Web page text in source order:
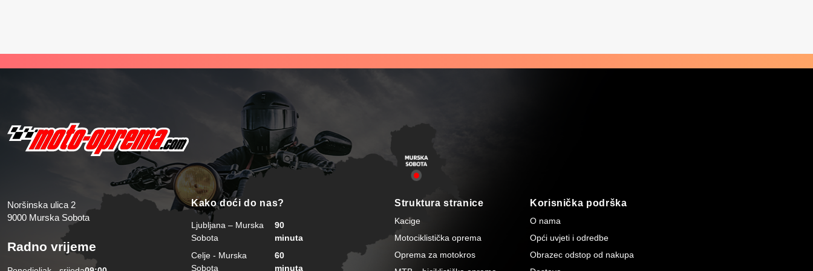
Noršinska ulica 2
9000 Murska Sobota
Radno vrijeme
Kako doći do nas?
Ljubljana – Murska
Sobota
90
minuta
Celje - Murska
Sobota
60
minuta
Struktura stranice
Kacige
Motociklistička oprema
Oprema za motokros
Korisnička podrška
O nama
Opći uvjeti i odredbe
Obrazec odstop od nakupa